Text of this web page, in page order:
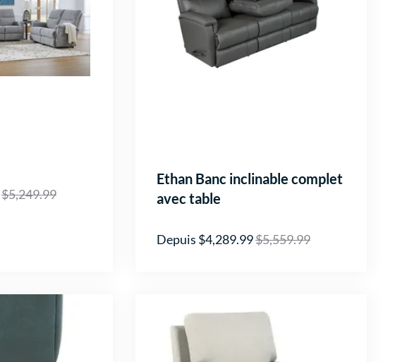
$5,249.99
Ethan Banc inclinable complet
avec table
Depuis $4,289.99$5,559.99